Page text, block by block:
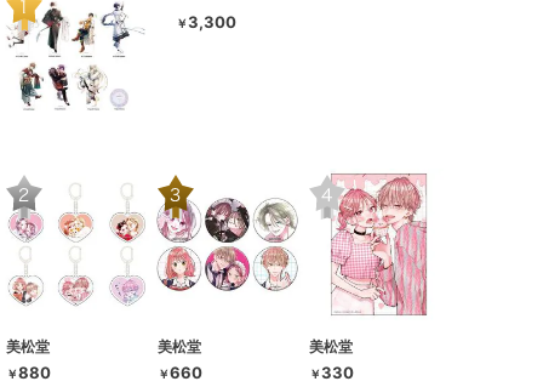
￥3,300
美松堂
￥880
美松堂
￥660
美松堂
￥330